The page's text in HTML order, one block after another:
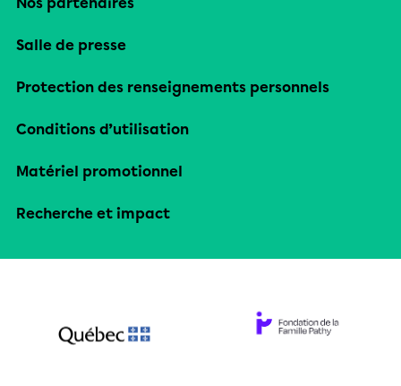
Salle de presse
Protection des renseignements personnels
Conditions d’utilisation
Matériel promotionnel
Recherche et impact